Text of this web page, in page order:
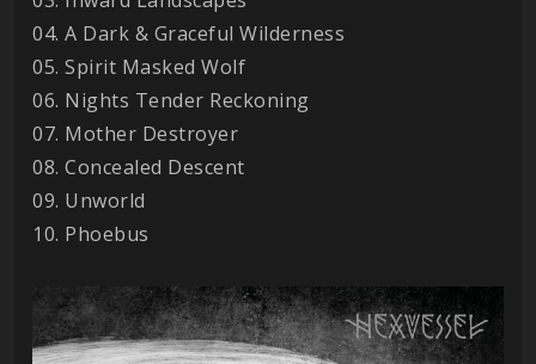
04. A Dark & Graceful Wilderness
05. Spirit Masked Wolf
06. Nights Tender Reckoning
07. Mother Destroyer
08. Concealed Descent
09. Unworld
10. Phoebus